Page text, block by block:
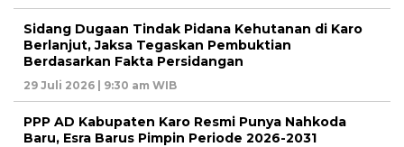
Sidang Dugaan Tindak Pidana Kehutanan di Karo
Berlanjut, Jaksa Tegaskan Pembuktian
Berdasarkan Fakta Persidangan
29 Juli 2026 | 9:30 am WIB
PPP AD Kabupaten Karo Resmi Punya Nahkoda
Baru, Esra Barus Pimpin Periode 2026-2031